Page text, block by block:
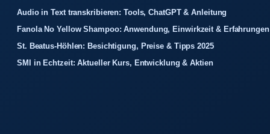
Audio in Text transkribieren: Tools, ChatGPT & Anleitung
Fanola No Yellow Shampoo: Anwendung, Einwirkzeit & Erfahrungen
St. Beatus-Höhlen: Besichtigung, Preise & Tipps 2025
SMI in Echtzeit: Aktueller Kurs, Entwicklung & Aktien